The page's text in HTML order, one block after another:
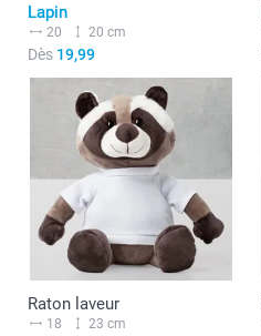
Lapin
20 20 cm
Dès 19,99
Raton laveur
18 23 cm